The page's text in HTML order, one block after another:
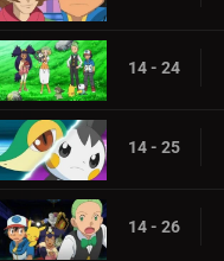
14 - 24
14 - 25
14 - 26